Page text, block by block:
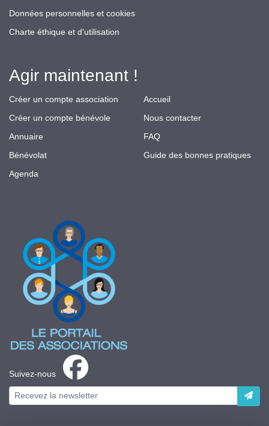
Suivez-nous
Données personnelles et cookies
Charte éthique et d'utilisation
Agir maintenant !
Créer un compte association
Créer un compte bénévole
Annuaire
Bénévolat
Agenda
Accueil
Nous contacter
FAQ
Guide des bonnes pratiques